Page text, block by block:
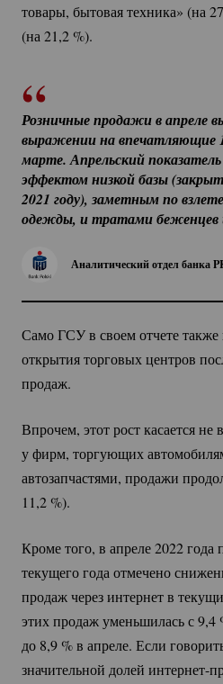
товары, бытовая техника» (на
(на 21,2 %).
Аналитический отдел банка
Розничные продажи в апреле
выражении на впечатляющие
марте. Апрельский
эффектом низкой базы
2021 году), заметным по
одежды, и тратами беженцев
Само ГСУ в своем отчете также
открытия торговых центров
продаж.
Впрочем, этот рост касается не
у фирм, торгующих
автозапчастями, продажи
11,2 %).
Кроме того, в апреле 2022
текущего года отмечено
продаж через интернет в
этих продаж уменьшилась с 9,4
до 8,9 %в апреле. Если
значительной долей интернет-